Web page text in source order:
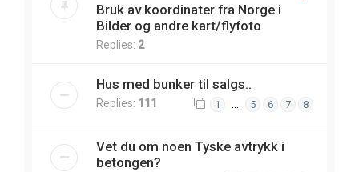
Bruk av koordinater fra Norge i
Bilder og andre kart/flyfoto
Replies: 2
Hus med bunker til salgs..
Replies: 111 1 … 5 6 7 8
Vet du om noen Tyske avtrykk i
betongen?